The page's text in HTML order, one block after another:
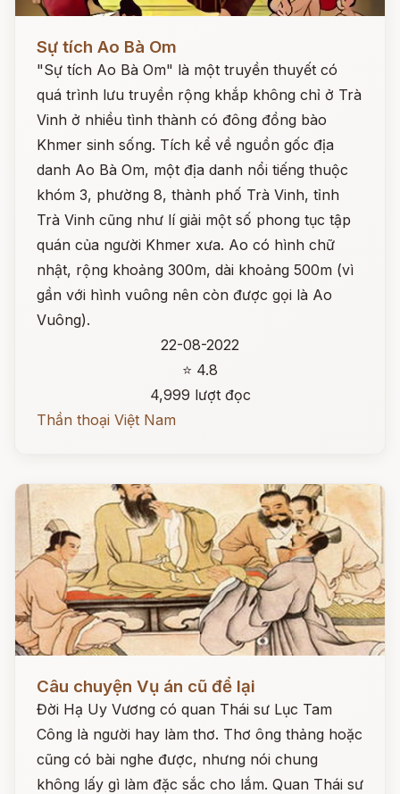
Sự tích Ao Bà Om
"Sự tích Ao Bà Om" là một truyền thuyết có
quá trình lưu truyền rộng khắp không chỉ ở Trà
Vinh ở nhiều tình thành có đông đồng bào
Khmer sinh sống. Tích kể về nguồn gốc địa
danh Ao Bà Om, một địa danh nổi tiếng thuộc
khóm 3, phường 8, thành phố Trà Vinh, tỉnh
Trà Vinh cũng như lí giải một số phong tục tập
quán của người Khmer xưa. Ao có hình chữ
nhật, rộng khoảng 300m, dài khoảng 500m (vì
gần với hình vuông nên còn được gọi là Ao
Vuông).
22-08-2022
⭐ 4.8
4,999 lượt đọc
Thần thoại Việt Nam
Câu chuyện Vụ án cũ để lại
Đời Hạ Uy Vương có quan Thái sư Lục Tam
Công là người hay làm thơ. Thơ ông thảng hoặc
cũng có bài nghe được, nhưng nói chung
không lấy gì làm đặc sắc cho lắm. Quan Thái sư